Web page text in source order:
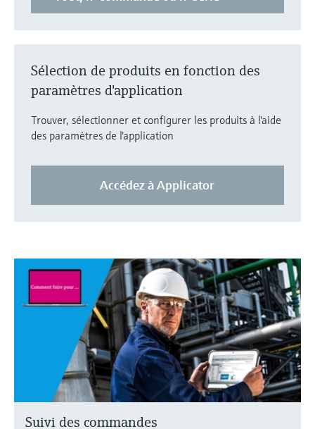
Sélection de produits en fonction des
paramètres d'application
Trouver, sélectionner et configurer les produits à l'aide
des paramètres de l'application
Accédez à Applicator
Suivi des commandes